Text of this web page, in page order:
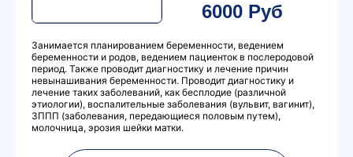
6000 Руб
Занимается планированием беременности, ведением
беременности и родов, ведением пациенток в послеродовой
период. Также проводит диагностику и лечение причин
невынашивания беременности. Проводит диагностику и
лечение таких заболеваний, как бесплодие (различной
этиологии), воспалительные заболевания (вульвит, вагинит),
ЗППП (заболевания, передающиеся половым путем),
молочница, эрозия шейки матки.